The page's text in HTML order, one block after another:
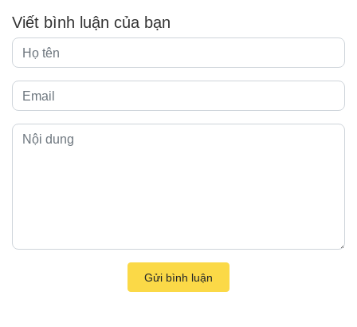
Viết bình luận của bạn
Gửi bình luận